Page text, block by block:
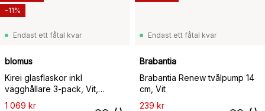
Endast ett fåtal kvar
blomus
Kirei glasflaskor inkl
vägghållare 3-pack, Vit,
monteras med skruv
1 069 kr
-11%
Endast ett fåtal kvar
Brabantia
Brabantia Renew tvålpump 14
cm, Vit
239 kr